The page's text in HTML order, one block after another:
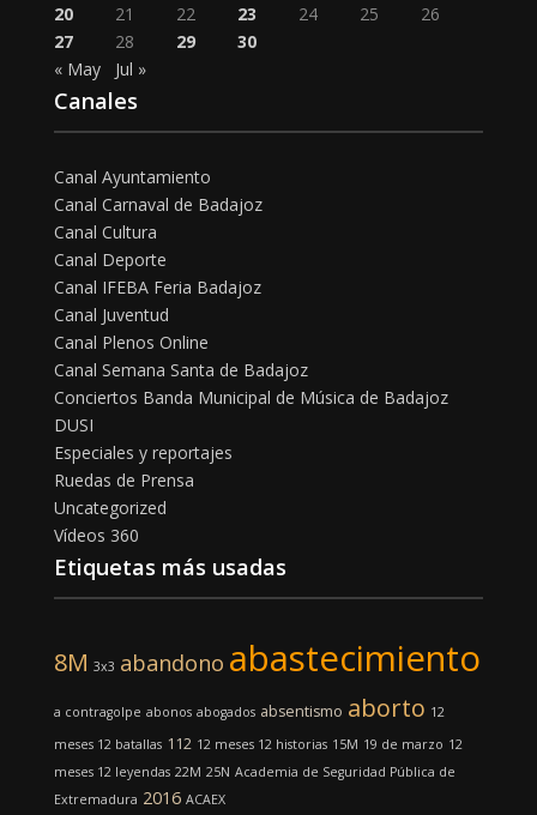
20
21 22 23 24 25
26
27
28 29
30
« May
Jul »
Canales
Canal Ayuntamiento
Canal Carnaval de Badajoz
Canal Cultura
Canal Deporte
Canal IFEBA Feria Badajoz
Canal Juventud
Canal Plenos Online
Canal Semana Santa de Badajoz
Conciertos Banda Municipal de Música de Badajoz
DUSI
Especiales y reportajes
Ruedas de Prensa
Uncategorized
Vídeos 360
Etiquetas más usadas
8M 3x3 abandono abastecimiento
a contragolpe abonos abogados absentismo aborto 12
meses 12 batallas 112 12 meses 12 historias 15M 19 de marzo 12
meses 12 leyendas 22M 25N Academia de Seguridad Pública de
Extremadura 2016 ACAEX